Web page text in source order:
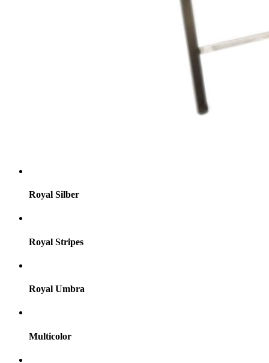
Royal Silber
Royal Stripes
Royal Umbra
Multicolor